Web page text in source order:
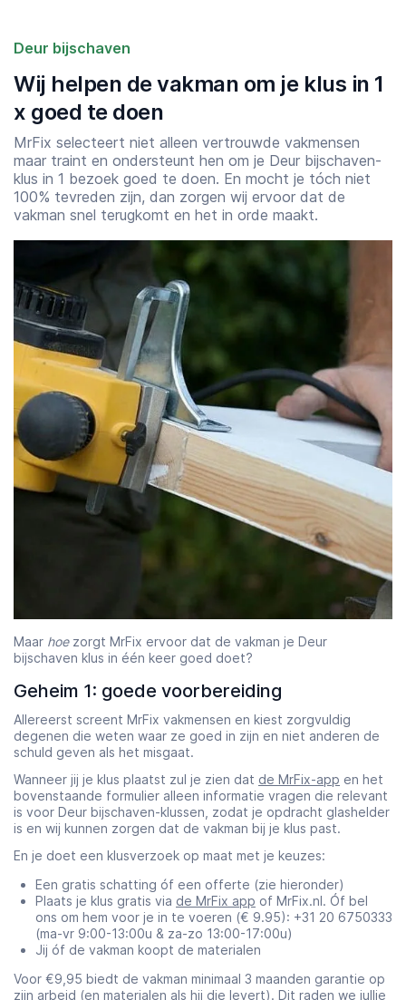
Deur bijschaven
Wij helpen de vakman om je klus in 1
x goed te doen
MrFix selecteert niet alleen vertrouwde vakmensen
maar traint en ondersteunt hen om je Deur bijschaven-
klus in 1 bezoek goed te doen. En mocht je tóch niet
100% tevreden zijn, dan zorgen wij ervoor dat de
vakman snel terugkomt en het in orde maakt.
Maar hoezorgt MrFix ervoor dat de vakman je Deur
bijschaven klus in één keer goed doet?
Geheim 1: goede voorbereiding
Allereerst screent MrFix vakmensen en kiest zorgvuldig
degenen die weten waar ze goed in zijn en niet anderen de
schuld geven als het misgaat.
Wanneer jij je klus plaatst zul je zien dat de MrFix-app en het
bovenstaande formulier alleen informatie vragen die relevant
is voor Deur bijschaven-klussen, zodat je opdracht glashelder
is en wij kunnen zorgen dat de vakman bij je klus past.
En je doet een klusverzoek op maat met je keuzes:
Een gratis schatting óf een offerte (zie hieronder)
Plaats je klus gratis via de MrFix app of MrFix.nl. Óf bel
ons om hem voor je in te voeren (€ 9.95): +31 20 6750333
(ma-vr 9:00-13:00u & za-zo 13:00-17:00u)
Jij óf de vakman koopt de materialen
Voor €9,95 biedt de vakman minimaal 3 maanden garantie op
zijn arbeid (en materialen als hij die levert). Dit raden we jullie
Starttijd
07:00
Eindtijd
23:00